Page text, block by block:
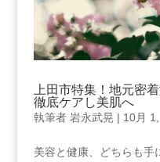
上田市特集！地元密
徹底ケアし美肌へ
執筆者 岩永武晃 | 10月
美容と健康、どちらも手